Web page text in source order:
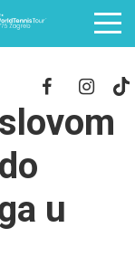
u